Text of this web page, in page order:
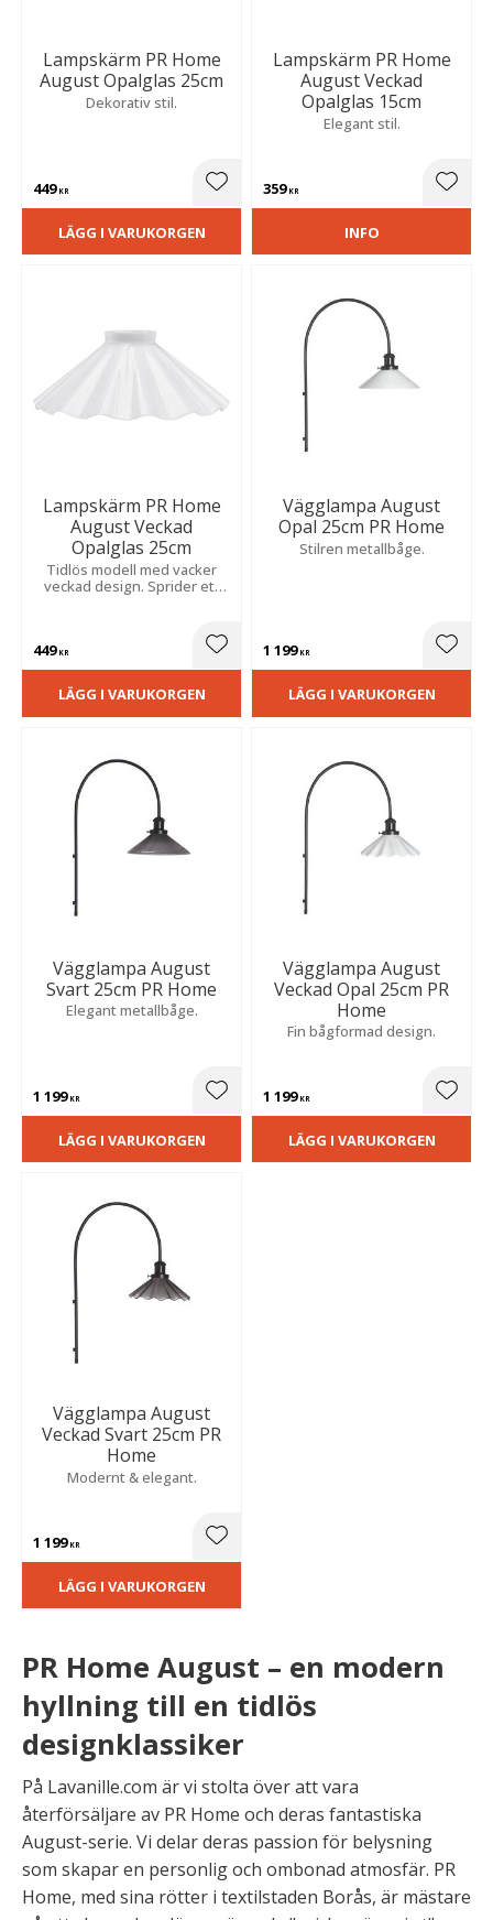
Lampskärm PR Home
August Opalglas 25cm
Dekorativ stil.
449KR Lägg till i favoriter
LÄGG I VARUKORGEN
Lampskärm PR Home
August Veckad
Opalglas 15cm
Elegant stil.
359KR
INFO
Lampskärm PR Home
August Veckad
Opalglas 25cm
Tidlös modell med vacker
veckad design. Sprider ett
449KR Lägg till i favoriter
LÄGG I VARUKORGEN
Vägglampa August
Opal 25cm PR Home
Stilren metallbåge.
1 199KR
LÄGG I VARUKORGEN
Vägglampa August
Svart 25cm PR Home
Elegant metallbåge.
1 199KR Lägg till i favoriter
LÄGG I VARUKORGEN
Vägglampa August
Veckad Opal 25cm PR
Home
Fin bågformad design.
1 199KR
LÄGG I VARUKORGEN
Vägglampa August
Veckad Svart 25cm PR
Home
Modernt & elegant.
1 199KR Lägg till i favoriter
LÄGG I VARUKORGEN
PR Home August – en modern
hyllning till en tidlös
designklassiker
På Lavanille.com är vi stolta över att vara
återförsäljare av PR Home och deras fantastiska
August-serie. Vi delar deras passion för belysning
som skapar en personlig och ombonad atmosfär. PR
Home, med sina rötter i textilstaden Borås, är mästare